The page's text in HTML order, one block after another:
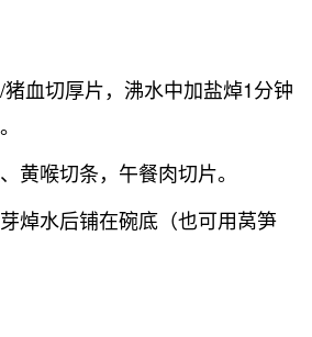
血切厚片，沸水中加盐焯1分钟
黄喉切条，午餐肉切片。
焯水后铺在碗底（也可用莴笋